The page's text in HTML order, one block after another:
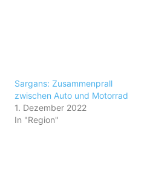
Sargans: Zusammenprall
zwischen Auto und Motorrad
1. Dezember 2022
In "Region"